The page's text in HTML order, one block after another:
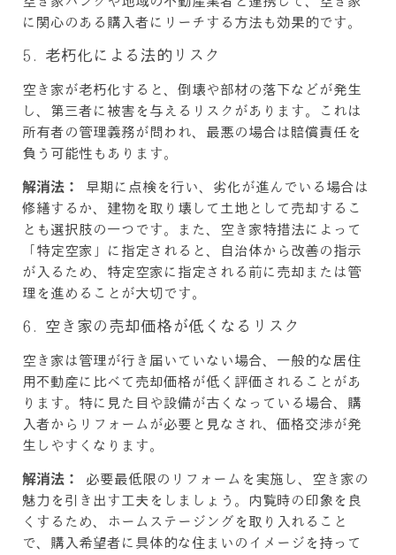
に関心のある購入者にリーチする方法も効果的です。
5. 老朽化による法的リスク
空き家が老朽化すると、倒壊や部材の落下などが発生
し、第三者に被害を与えるリスクがあります。これは
所有者の管理義務が問われ、最悪の場合は賠償責任を
負う可能性もあります。
解消法：
早期に点検を行い、劣化が進んでいる場合は
修繕するか、建物を取り壊して土地として売却するこ
とも選択肢の一つです。また、空き家特措法によって
「特定空家」に指定されると、自治体から改善の指示
が入るため、特定空家に指定される前に売却または管
理を進めることが大切です。
6. 空き家の売却価格が低くなるリスク
空き家は管理が行き届いていない場合、一般的な居住
用不動産に比べて売却価格が低く評価されることがあ
ります。特に見た目や設備が古くなっている場合、購
入者からリフォームが必要と見なされ、価格交渉が発
生しやすくなります。
解消法：
必要最低限のリフォームを実施し、空き家の
魅力を引き出す工夫をしましょう。内覧時の印象を良
くするため、ホームステージングを取り入れること
で、購入希望者に具体的な住まいのイメージを持って